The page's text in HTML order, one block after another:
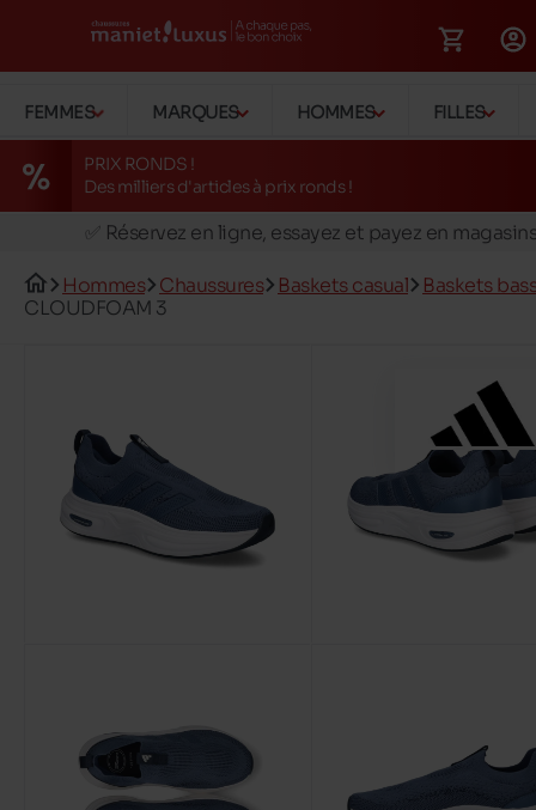
FEMMES MARQUES HOMMES FILLES
PRIX RONDS !
Des milliers d'articles à prix ronds !
🚛 Livraison gratuite en magasins
✅ Réservez en ligne, essayez et payez en
📦 Livraison à domicile gratuite dés 39€ d'achats
Hommes Chaussures Baskets casual
Baskets
CLOUDFOAM 3